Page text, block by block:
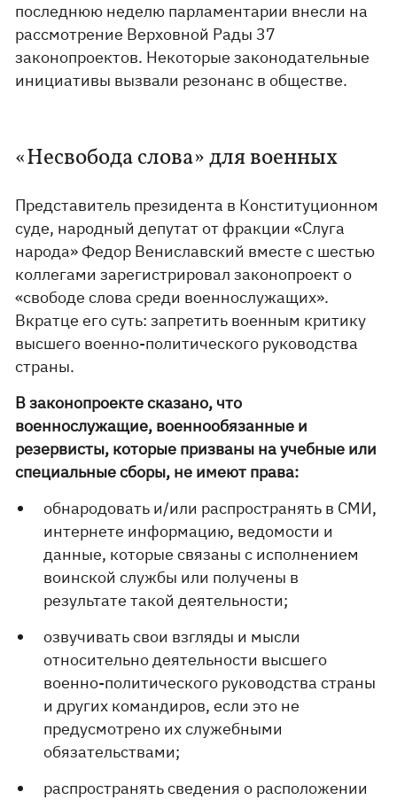
последнюю неделю парламентарии внесли на
рассмотрение Верховной Рады 37
законопроектов. Некоторые законодательные
инициативы вызвали резонанс в обществе.
«Несвобода слова» для военных
Представитель президента в Конституционном
суде, народный депутат от фракции «Слуга
народа» Федор Вениславский вместе с шестью
коллегами зарегистрировал законопроект о
«свободе слова среди военнослужащих».
Вкратце его суть: запретить военным критику
высшего военно-политического руководства
страны.
В законопроекте сказано, что
военнослужащие, военнообязанные и
резервисты, которые призваны на учебные или
специальные сборы, не имеют права:
обнародовать и/или распространять в СМИ,
интернете информацию, ведомости и
данные, которые связаны с исполнением
воинской службы или получены в
результате такой деятельности;
озвучивать свои взгляды и мысли
относительно деятельности высшего
военно-политического руководства страны
и других командиров, если это не
предусмотрено их служебными
обязательствами;
распространять сведения о расположении